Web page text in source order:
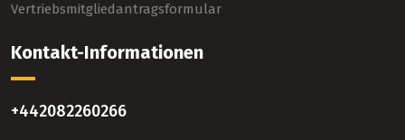
Vertriebsmitgliedantragsformular
Kontakt-Informationen
+442082260266